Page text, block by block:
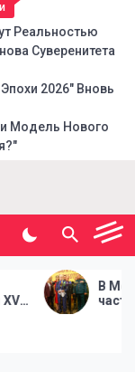
Реальностью
Суверенитета
2026" Вновь
Модель Нового
стартовала
Съезда Партии
РОССИЯ